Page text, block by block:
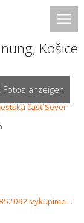
Košice
Fotos anzeigen
https://nehnutelnosti.eqreal.sk/nehnutelnost/12852092-vykupime-vas-byt-v-kosiciach-a-okoli